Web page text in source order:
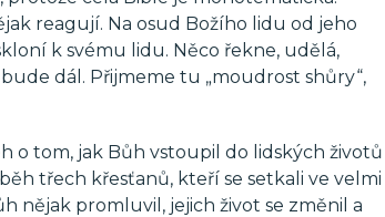
reagují. Na osud Božího lidu od jeho
k svému lidu. Něco řekne, udělá,
dál. Přijmeme tu „moudrost shůry“,
o tom, jak Bůh vstoupil do lidských životů
třech křesťanů, kteří se setkali ve velmi
nějak promluvil, jejich život se změnil a